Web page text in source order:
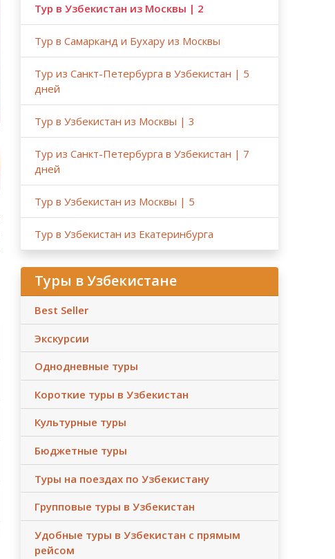
Тур в Узбекистан из Москвы | 2
Тур в Самарканд и Бухару из Москвы
Тур из Санкт-Петербурга в Узбекистан | 5
дней
Тур в Узбекистан из Москвы | 3
Тур из Санкт-Петербурга в Узбекистан | 7
дней
Тур в Узбекистан из Москвы | 5
Тур в Узбекистан из Екатеринбурга
Туры в Узбекистане
Best Seller
Экскурсии
Однодневные туры
Короткие туры в Узбекистан
Культурные туры
Бюджетные туры
Туры на поездах по Узбекистану
Групповые туры в Узбекистан
Удобные туры в Узбекистан с прямым
рейсом